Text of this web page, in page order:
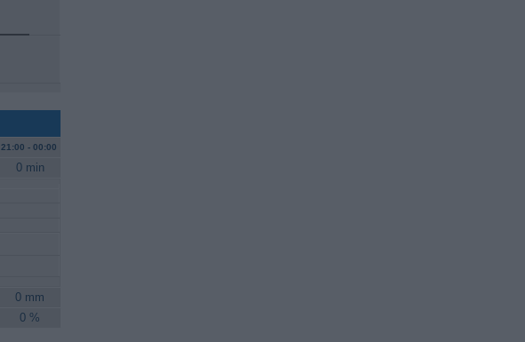
21:00 - 00:00
0 min
0 mm
0 %